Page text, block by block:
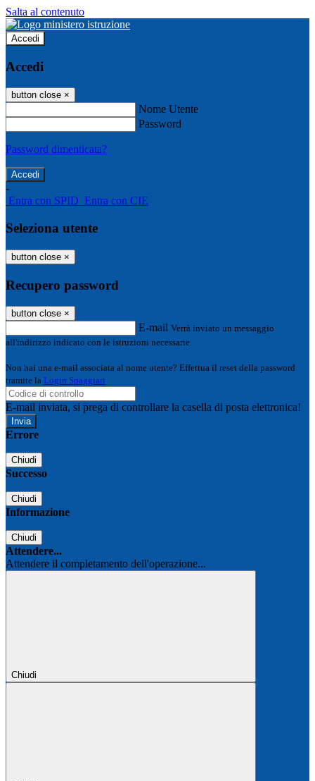
Salta al contenuto
Accedi
Accedi
button close ×
Nome Utente
Password
Password dimenticata?
-
Entra con SPID Entra con CIE
Seleziona utente
button close ×
Recupero password
button close ×
E-mail Verrà inviato un messaggio
all'indirizzo indicato con le istruzioni necessarie.
Non hai una e-mail associata al nome utente? Effettua il reset della password
tramite la Login Spaggiari
E-mail inviata, si prega di controllare la casella di posta elettronica!
Errore
Chiudi
Successo
Chiudi
Informazione
Chiudi
Attendere...
Attendere il completamento dell'operazione...
Chiudi